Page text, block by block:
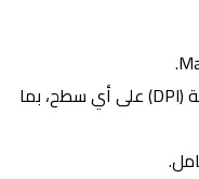
دقة تتبع تصل إلى 8000 نقطة في البوصة (DPI) على أي سطح، بما